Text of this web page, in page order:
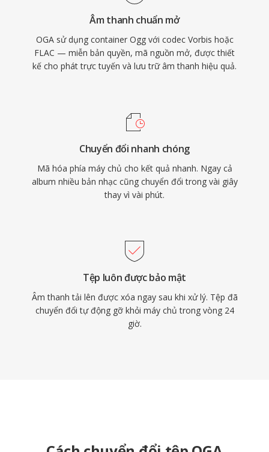
Âm thanh chuẩn mở
OGA sử dụng container Ogg với codec Vorbis hoặc
FLAC — miễn bản quyền, mã nguồn mở, được thiết
kế cho phát trực tuyến và lưu trữ âm thanh hiệu quả.
Chuyển đổi nhanh chóng
Mã hóa phía máy chủ cho kết quả nhanh. Ngay cả
album nhiều bản nhạc cũng chuyển đổi trong vài giây
thay vì vài phút.
Tệp luôn được bảo mật
Âm thanh tải lên được xóa ngay sau khi xử lý. Tệp đã
chuyển đổi tự động gỡ khỏi máy chủ trong vòng 24
giờ.